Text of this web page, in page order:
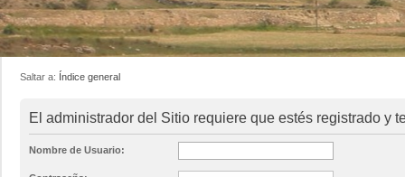
Saltar a: Índice general
El administrador del Sitio requiere que estés registrado y
Nombre de Usuario: